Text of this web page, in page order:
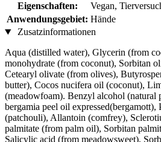
Eigenschaften:
Vegan,
Anwendungsgebiet: Hände
Zusatzinformationen
Aqua (distilled water), Glycerin (from
monohydrate (from coconut), Sorbitan
Cetearyl olivate (from olives),
butter), Cocos nucifera oil (coconut),
(meadowfoam). Benzyl alcohol (natural
bergamia peel oil expressed(bergamott),
(patchouli), Allantoin (comfrey),
palmitate (from palm oil), Sorbitan
Salicylic acid (from meadowsweet),